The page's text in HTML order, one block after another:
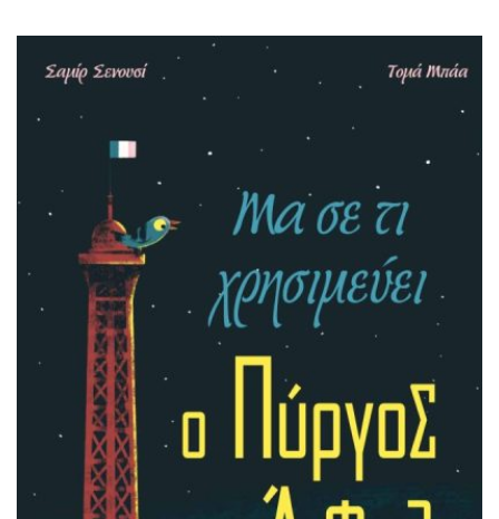
ευτυχισμένες που ασχολούνται με την παρασκευή
γλυκών, να όμως που ένα τέρας θ’ αλλάξει τη ζωή τους.